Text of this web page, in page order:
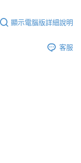
顯示電腦版詳細說明
客服